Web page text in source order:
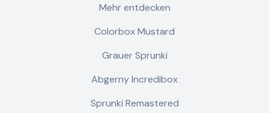
Mehr entdecken
Colorbox Mustard
Grauer Sprunki
Abgerny Incredibox
Sprunki Remastered